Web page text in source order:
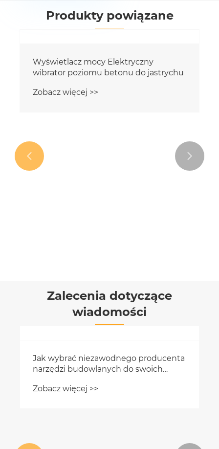
Produkty powiązane
 
Zalecenia dotyczące
wiadomości